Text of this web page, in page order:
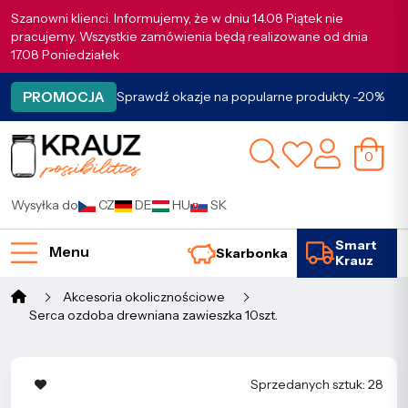
Szanowni klienci. Informujemy, że w dniu 14.08 Piątek nie
pracujemy. Wszystkie zamówienia będą realizowane od dnia
17.08 Poniedziałek
PROMOCJA Sprawdź okazje na popularne produkty -20%
0
Wysyłka do CZ DE HU SK
Menu Skarbonka
Smart
Krauz
Akcesoria okolicznościowe
Serca ozdoba drewniana zawieszka 10szt.
Sprzedanych sztuk: 28